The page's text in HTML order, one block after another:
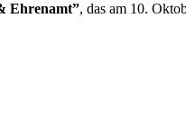
Ehrenamt”, das am 10.